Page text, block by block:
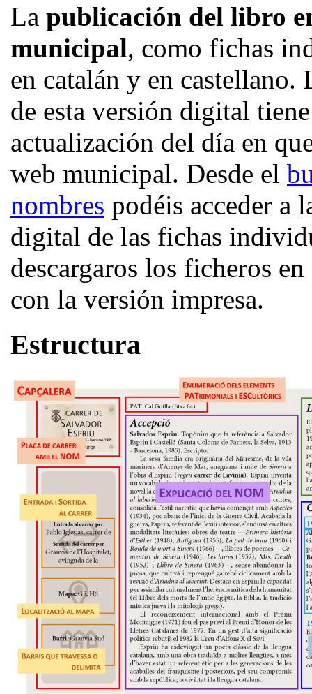
La publicación del libro
municipal, como fichas
en catalán y en
de esta versión digital
actualización del día en
web municipal. Desde el
nombres podéis acceder a
digital de las fichas
descargaros los ficheros
con la versión impresa.
Estructura